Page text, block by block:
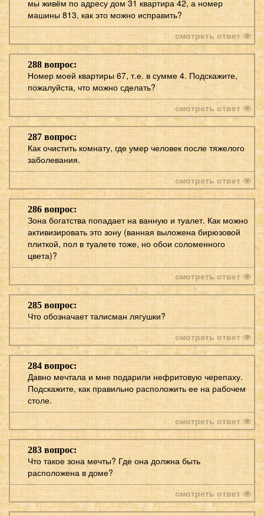
мы живём по адресу дом 31 квартира 42, а номер
машины 813, как это можно исправить?
смотреть ответ
288 вопрос:
Номер моей квартиры 67, т.е. в сумме 4. Подскажите,
пожалуйста, что можно сделать?
смотреть ответ
287 вопрос:
Как очистить комнату, где умер человек после тяжелого
заболевания.
смотреть ответ
286 вопрос:
Зона богатства попадает на ванную и туалет. Как можно
активизировать это зону (ванная выложена бирюзовой
плиткой, пол в туалете тоже, но обои соломенного
цвета)?
смотреть ответ
285 вопрос:
Что обозначает талисман лягушки?
смотреть ответ
284 вопрос:
Давно мечтала и мне подарили нефритовую черепаху.
Подскажите, как правильно расположить ее на рабочем
столе.
смотреть ответ
283 вопрос:
Что такое зона мечты? Где она должна быть
расположена в доме?
смотреть ответ